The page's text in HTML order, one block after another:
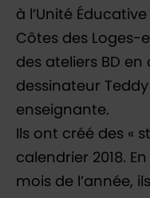
à l’Unité
Côtes des Loges-
des ateliers BD
dessinateur
enseignante.
Ils ont créé des «
calendrier 2018.
mois de l’année,